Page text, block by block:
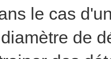
le cas
de